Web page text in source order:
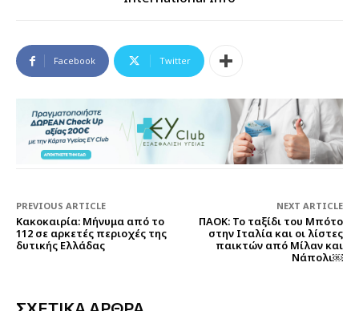
Facebook Twitter
PREVIOUS ARTICLE
Κακοκαιρία: Μήνυμα από το
112 σε αρκετές περιοχές της
δυτικής Ελλάδας
NEXT ARTICLE
ΠΑΟΚ: Το ταξίδι του Μπότο
στην Ιταλία και οι λίστες
παικτών από Μίλαν και
Νάπολι￼